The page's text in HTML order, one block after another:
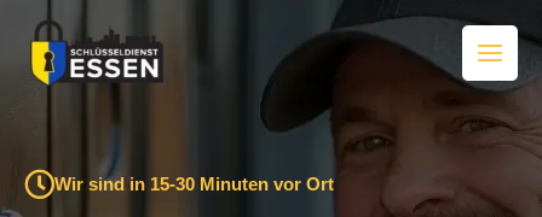
Inhalt
springen
Wir sind in 15-30 Minuten vor Ort